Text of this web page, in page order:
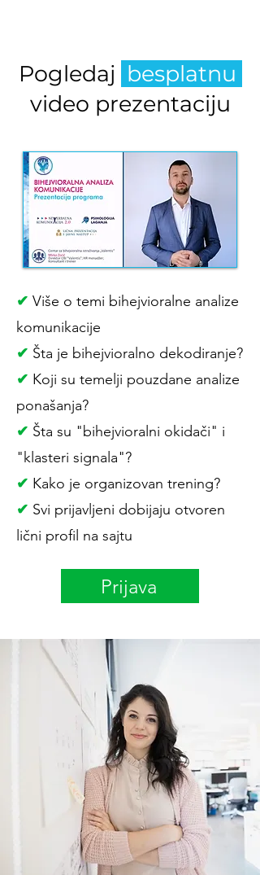
Pogledaj besplatnu
video prezentaciju
✔ Više o temi bihejvioralne analize
komunikacije
✔ Šta je bihejvioralno dekodiranje?
✔ Koji su temelji pouzdane analize
ponašanja?
✔ Šta su "bihejvioralni okidači" i
"klasteri signala"?
✔ Kako je organizovan trening?
✔ Svi prijavljeni dobijaju otvoren
lični profil na sajtu
Prijava